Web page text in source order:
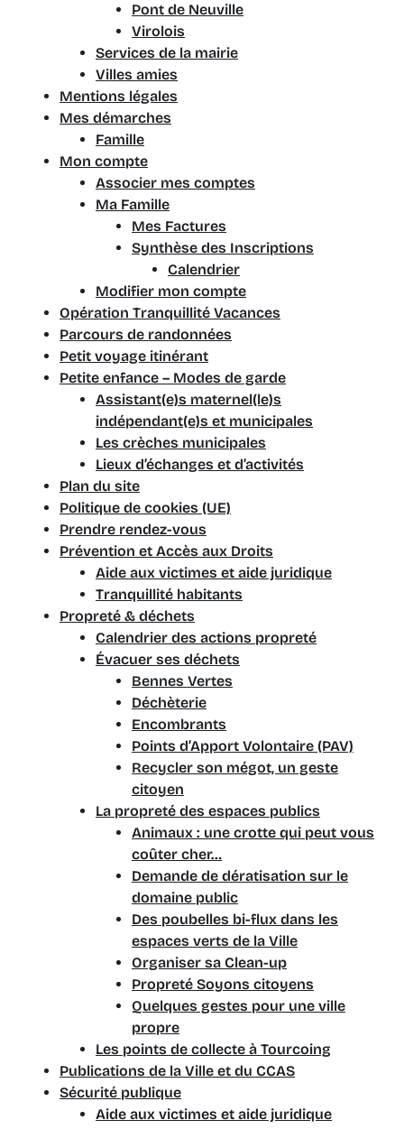
Pont de Neuville
Virolois
Services de la mairie
Villes amies
Mentions légales
Mes démarches
Famille
Mon compte
Associer mes comptes
Ma Famille
Mes Factures
Synthèse des Inscriptions
Calendrier
Modifier mon compte
Opération Tranquillité Vacances
Parcours de randonnées
Petit voyage itinérant
Petite enfance – Modes de garde
Assistant(e)s maternel(le)s
indépendant(e)s et municipales
Les crèches municipales
Lieux d’échanges et d’activités
Plan du site
Politique de cookies (UE)
Prendre rendez-vous
Prévention et Accès aux Droits
Aide aux victimes et aide juridique
Tranquillité habitants
Propreté & déchets
Calendrier des actions propreté
Évacuer ses déchets
Bennes Vertes
Déchèterie
Encombrants
Points d’Apport Volontaire (PAV)
Recycler son mégot, un geste
citoyen
La propreté des espaces publics
Animaux : une crotte qui peut vous
coûter cher…
Demande de dératisation sur le
domaine public
Des poubelles bi-flux dans les
espaces verts de la Ville
Organiser sa Clean-up
Propreté Soyons citoyens
Quelques gestes pour une ville
propre
Les points de collecte à Tourcoing
Publications de la Ville et du CCAS
Sécurité publique
Aide aux victimes et aide juridique